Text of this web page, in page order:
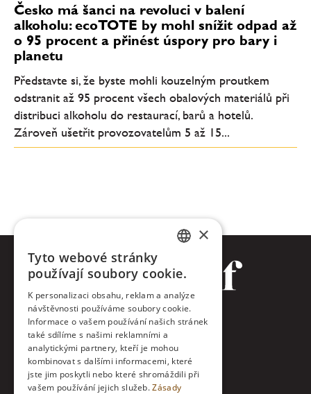
Česko má šanci na revoluci v balení
alkoholu: ecoTOTE by mohl snížit odpad až
o 95 procent a přinést úspory pro bary i
planetu
Představte si, že byste mohli kouzelným proutkem
odstranit až 95 procent všech obalových materiálů při
distribuci alkoholu do restaurací, barů a hotelů.
Zároveň ušetřit provozovatelům 5 až 15...
Facebook
Twitter
Instagram
ENGLISH
×
Tyto webové stránky
používají soubory cookie.
K personalizaci obsahu, reklam a analýze
návštěvnosti používáme soubory cookie.
Informace o vašem používání našich stránek
také sdílíme s našimi reklamními a
analytickými partnery, kteří je mohou
kombinovat s dalšími informacemi, které
jste jim poskytli nebo které shromáždili při
vašem používání jejich služeb.Zásady